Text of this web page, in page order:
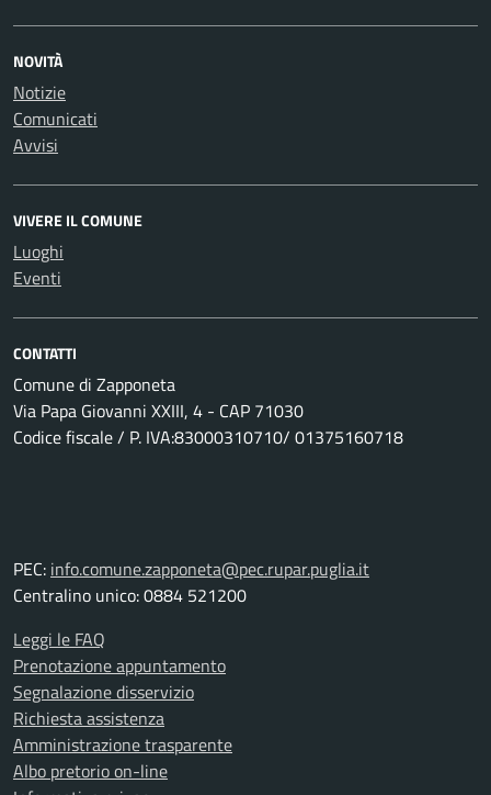
NOVITÀ
Notizie
Comunicati
Avvisi
VIVERE IL COMUNE
Luoghi
Eventi
CONTATTI
Comune di Zapponeta
Via Papa Giovanni XXIII, 4 - CAP 71030
Codice fiscale / P. IVA:83000310710/ 01375160718
PEC: info.comune.zapponeta@pec.rupar.puglia.it
Centralino unico: 0884 521200
Leggi le FAQ
Prenotazione appuntamento
Segnalazione disservizio
Richiesta assistenza
Amministrazione trasparente
Albo pretorio on-line